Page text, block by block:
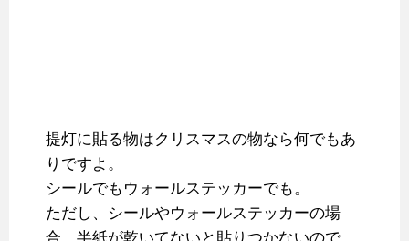
提灯に貼る物はクリスマスの物なら何でもあ
りですよ。
シールでもウォールステッカーでも。
ただし、シールやウォールステッカーの場